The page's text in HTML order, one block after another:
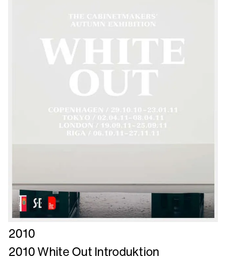
Læs
mere
om
2010
2010 White Out Introduktion